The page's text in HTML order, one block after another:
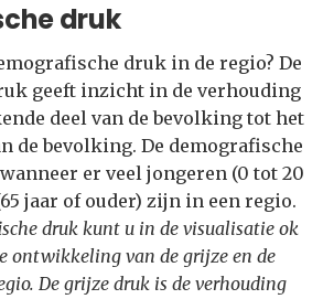
druk
druk in de regio? De
geeft inzicht in de verhouding
deel van de bevolking tot het
de bevolking. De demografische
er veel jongeren (0 tot 20
jaar of ouder) zijn in een regio.
druk kunt u in de visualisatie ok
ontwikkeling van de grijze en de
De grijze druk is de verhouding